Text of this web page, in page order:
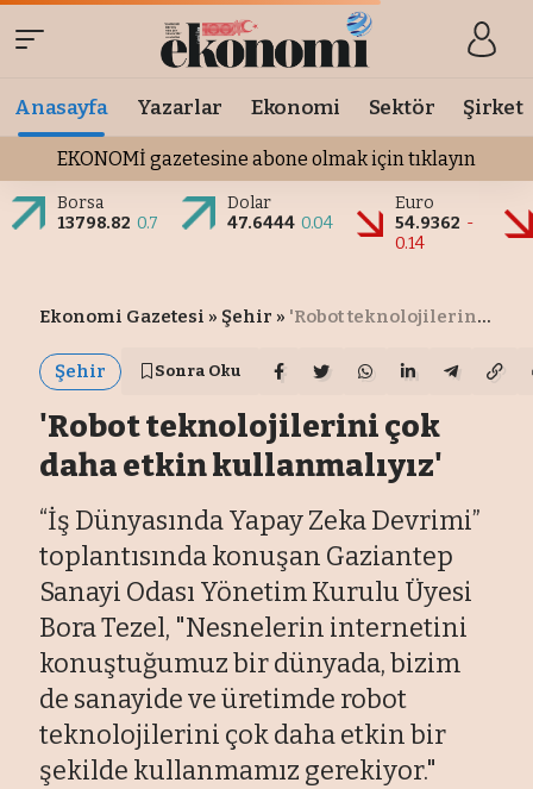
Anasayfa Yazarlar Ekonomi Sektör Şirket
EKONOMİ gazetesine abone olmak için tıklayın
Borsa
13798.82 0.7
Dolar
47.6444 0.04
Euro
54.9362 -
0.14
Ekonomi Gazetesi » Şehir » 'Robot teknolojilerini çok daha etkin kullanmalıyız'
Şehir Sonra Oku
'Robot teknolojilerini çok
daha etkin kullanmalıyız'
“İş Dünyasında Yapay Zeka Devrimi”
toplantısında konuşan Gaziantep
Sanayi Odası Yönetim Kurulu Üyesi
Bora Tezel, "Nesnelerin internetini
konuştuğumuz bir dünyada, bizim
de sanayide ve üretimde robot
teknolojilerini çok daha etkin bir
şekilde kullanmamız gerekiyor."